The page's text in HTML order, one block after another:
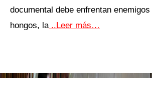
documental debe enfrentan
hongos, la..Leer más…